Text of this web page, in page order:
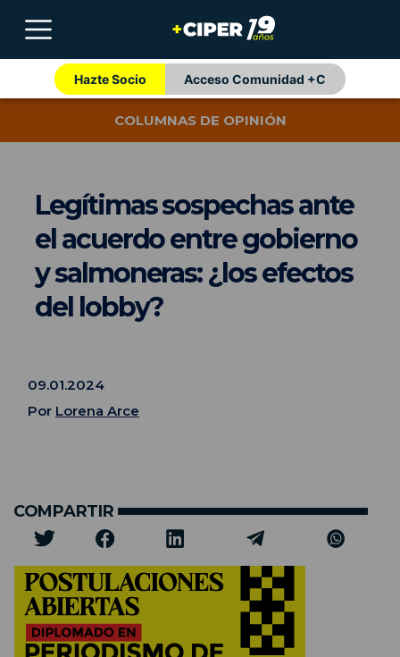
Hazte Socio Acceso Comunidad +C
COLUMNAS DE OPINIÓN
Legítimas sospechas ante
el acuerdo entre gobierno
y salmoneras: ¿los efectos
del lobby?
09.01.2024
Por Lorena Arce
COMPARTIR